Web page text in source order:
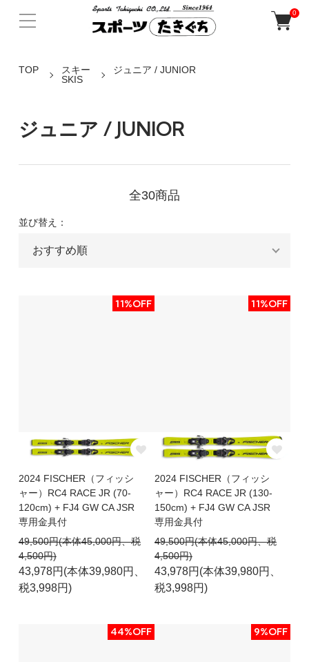
0
TOP
スキー
SKIS
ジュニア / JUNIOR
ジュニア / JUNIOR
全30商品
並び替え：
11%OFF
2024 FISCHER（フィッシ
ャー）RC4 RACE JR (70-
120cm) + FJ4 GW CA JSR
専用金具付
49,500円(本体45,000円、税
4,500円)
43,978円(本体39,980円、
税3,998円)
11%OFF
2024 FISCHER（フィッシ
ャー）RC4 RACE JR (130-
150cm) + FJ4 GW CA JSR
専用金具付
49,500円(本体45,000円、税
4,500円)
43,978円(本体39,980円、
税3,998円)
44%OFF 9%OFF